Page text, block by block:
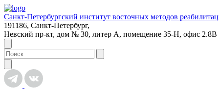
Санкт-Петербургский институт восточных методов
191186, Санкт-Петербург,
Невский пр-кт, дом № 30, литер А, помещение 35-Н, офис 2.8В